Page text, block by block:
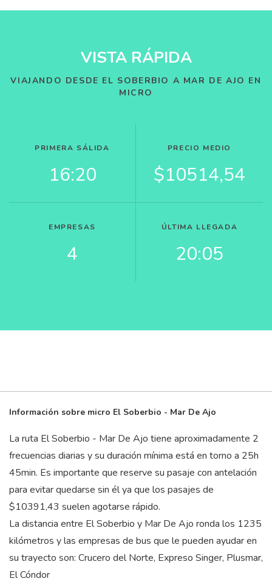
VISTA RÁPIDA
VIAJANDO DESDE EL SOBERBIO A MAR DE AJO EN
MICRO
PRIMERA SÁLIDA
16:20
PRECIO MEDIO
$10514,54
EMPRESAS
4
ÚLTIMA LLEGADA
20:05
Información sobre micro El Soberbio - Mar De Ajo
La ruta El Soberbio - Mar De Ajo tiene aproximadamente 2
frecuencias diarias y su duración mínima está en torno a 25h
45min. Es importante que reserve su pasaje con antelación
para evitar quedarse sin él ya que los pasajes de
$10391,43 suelen agotarse rápido.
La distancia entre El Soberbio y Mar De Ajo ronda los 1235
kilómetros y las empresas de bus que le pueden ayudar en
su trayecto son: Crucero del Norte, Expreso Singer, Plusmar,
El Cóndor